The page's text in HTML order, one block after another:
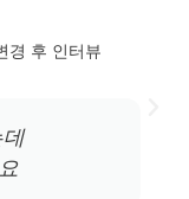
경 후 인터뷰